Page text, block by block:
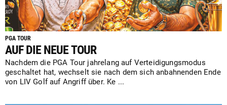
PGA TOUR
AUF DIE NEUE TOUR
Nachdem die PGA Tour jahrelang auf Verteidigungsmodus
geschaltet hat, wechselt sie nach dem sich anbahnenden Ende
von LIV Golf auf Angriff über. Ke ...